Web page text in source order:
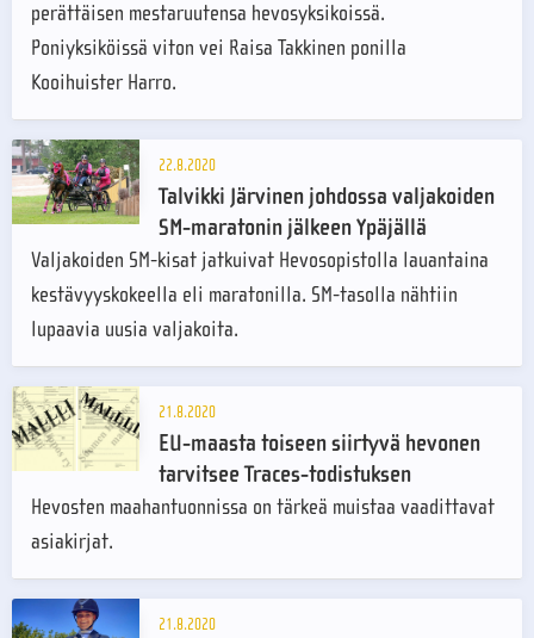
perättäisen mestaruutensa hevosyksikoissä.
Poniyksiköissä viton vei Raisa Takkinen ponilla
Kooihuister Harro.
22.8.2020
Talvikki Järvinen johdossa valjakoiden
SM-maratonin jälkeen Ypäjällä
Valjakoiden SM-kisat jatkuivat Hevosopistolla lauantaina
kestävyyskokeella eli maratonilla. SM-tasolla nähtiin
lupaavia uusia valjakoita.
21.8.2020
EU-maasta toiseen siirtyvä hevonen
tarvitsee Traces-todistuksen
Hevosten maahantuonnissa on tärkeä muistaa vaadittavat
asiakirjat.
21.8.2020